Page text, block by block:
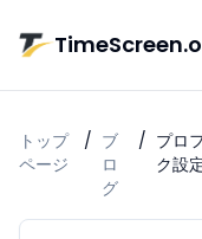
トップ
ページ
/ ブ
ロ
グ
/ プロ
ク設